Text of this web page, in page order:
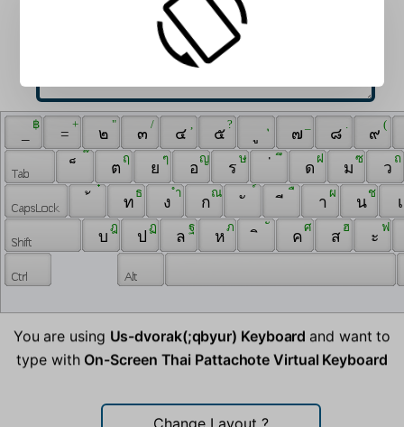
฿
=
+
๒
"
๓
/
๔ ๕
?
๗ ๘ ๙
(
็ ต
ฤ
ย
ๆ
อ
ญ
ร
ษ ึ
ด
ฝ
ม
ซ
ว
ถ
ท
ธ
ง
ำ
ก
ณ
ั
์
ี
ื
า
ผ
น
ช
บ
ฎ
ป
ฏ
ล
ฐ
ห
ภ
ิ
ั
ค
ศ
ส
ฮ
ะ
ฟ
You are using Us-dvorak(;qbyur) Keyboard and want to
type with On-Screen Thai Pattachote Virtual Keyboard
Change Layout ?